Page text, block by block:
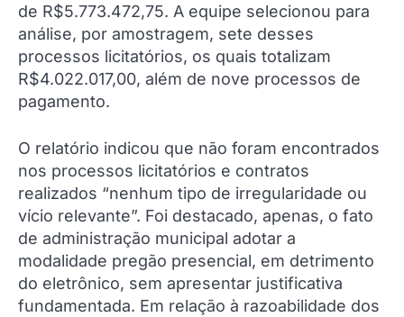
de R$5.773.472,75. A equipe selecionou para
análise, por amostragem, sete desses
processos licitatórios, os quais totalizam
R$4.022.017,00, além de nove processos de
pagamento.
O relatório indicou que não foram encontrados
nos processos licitatórios e contratos
realizados “nenhum tipo de irregularidade ou
vício relevante”. Foi destacado, apenas, o fato
de administração municipal adotar a
modalidade pregão presencial, em detrimento
do eletrônico, sem apresentar justificativa
fundamentada. Em relação à razoabilidade dos